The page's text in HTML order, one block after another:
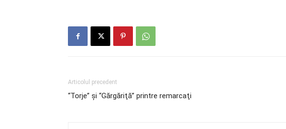
Articolul precedent
“Torje” şi “Gărgăriţă” printre remarcaţi